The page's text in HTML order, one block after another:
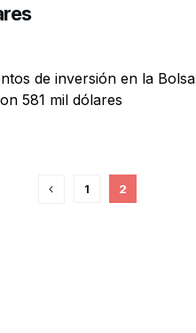
de inversión en la Bolsa
581 mil dólares
1 2